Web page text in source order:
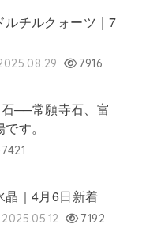
ルチルクォーツ｜7
7916
──常願寺石、富
す。
7421
晶｜4月6日新着
2025.05.12 7192